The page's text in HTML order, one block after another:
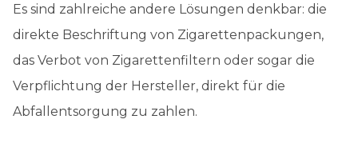
Es sind zahlreiche andere Lösungen denkbar: die
direkte Beschriftung von Zigarettenpackungen,
das Verbot von Zigarettenfiltern oder sogar die
Verpflichtung der Hersteller, direkt für die
Abfallentsorgung zu zahlen.